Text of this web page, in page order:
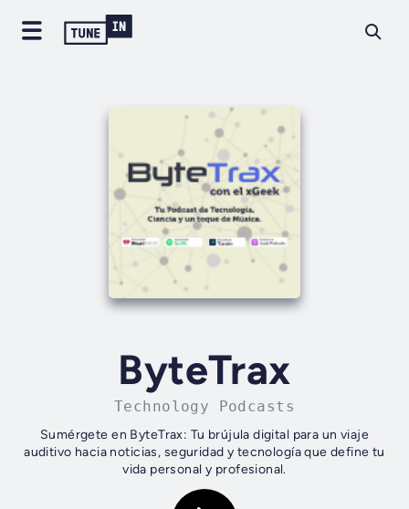
ByteTrax
Technology Podcasts
Sumérgete en ByteTrax: Tu brújula digital para un viaje
auditivo hacia noticias, seguridad y tecnología que define tu
vida personal y profesional.